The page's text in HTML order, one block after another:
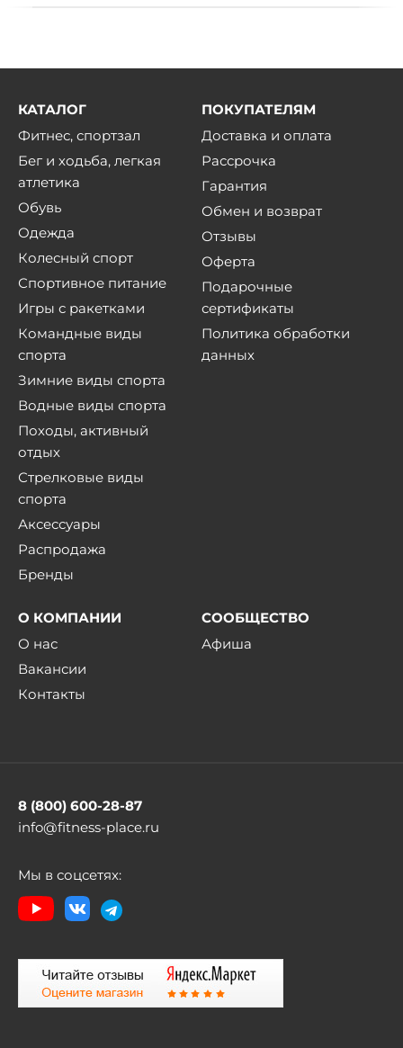
КАТАЛОГ
Фитнес, спортзал
Бег и ходьба, легкая
атлетика
Обувь
Одежда
Колесный спорт
Спортивное питание
Игры с ракетками
Командные виды
спорта
Зимние виды спорта
Водные виды спорта
Походы, активный
отдых
Стрелковые виды
спорта
Аксессуары
Распродажа
Бренды
ПОКУПАТЕЛЯМ
Доставка и оплата
Рассрочка
Гарантия
Обмен и возврат
Отзывы
Оферта
Подарочные
сертификаты
Политика обработки
данных
О КОМПАНИИ
О нас
Вакансии
Контакты
СООБЩЕСТВО
Афиша
8 (800) 600-28-87
info@fitness-place.ru
Мы в соцсетях: